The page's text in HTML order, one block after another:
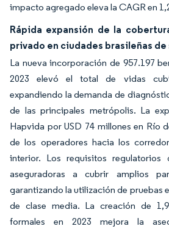
impacto agregado eleva la CAGR en
Rápida expansión de la
privado en ciudades brasileñas
La nueva incorporación de 957.197
2023 elevó el total de vidas
expandiendo la demanda de
de las principales metrópolis. La
Hapvida por USD 74 millones en Río
de los operadores hacia los
interior. Los requisitos
aseguradoras a cubrir amplios
garantizando la utilización de pruebas
de clase media. La creación de
formales en 2023 mejora la